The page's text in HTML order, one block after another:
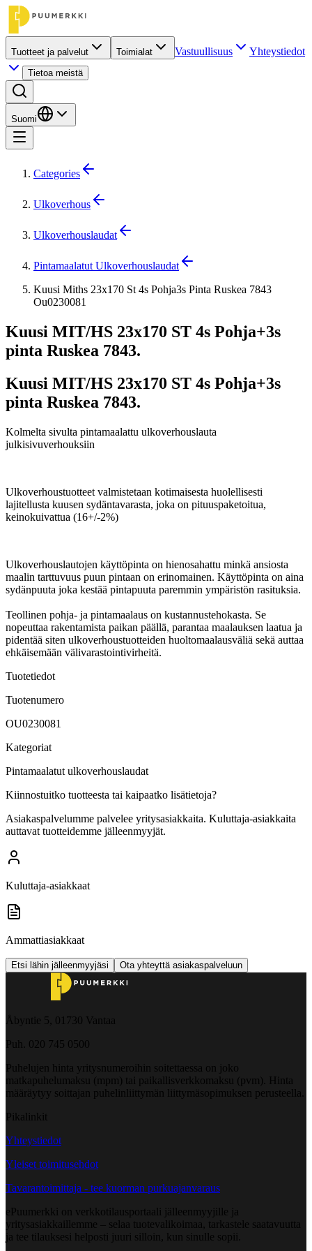
Tuotteet ja palvelut Toimialat Vastuullisuus Yhteystiedot
Tietoa meistä
Suomi
Categories
Ulkoverhous
Ulkoverhouslaudat
Pintamaalatut Ulkoverhouslaudat
Kuusi Miths 23x170 St 4s Pohja3s Pinta Ruskea 7843
Ou0230081
Kuusi MIT/HS 23x170 ST 4s Pohja+3s
pinta Ruskea 7843.
Kuusi MIT/HS 23x170 ST 4s Pohja+3s
pinta Ruskea 7843.
Kolmelta sivulta pintamaalattu ulkoverhouslauta
julkisivuverhouksiin
Ulkoverhoustuotteet valmistetaan kotimaisesta huolellisesti
lajitellusta kuusen sydäntavarasta, joka on pituuspaketoitua,
keinokuivattua (16+/-2%)
Ulkoverhouslautojen käyttöpinta on hienosahattu minkä ansiosta
maalin tarttuvuus puun pintaan on erinomainen. Käyttöpinta on aina
sydänpuuta joka kestää pintapuuta paremmin ympäristön rasituksia.
Teollinen pohja- ja pintamaalaus on kustannustehokasta. Se
nopeuttaa rakentamista paikan päällä, parantaa maalauksen laatua ja
pidentää siten ulkoverhoustuotteiden huoltomaalausväliä sekä auttaa
ehkäisemään välivarastointivirheitä.
Tuotetiedot
Tuotenumero
OU0230081
Kategoriat
Pintamaalatut ulkoverhouslaudat
Kiinnostuitko tuotteesta tai kaipaatko lisätietoja?
Asiakaspalvelumme palvelee yritysasiakkaita. Kuluttaja-asiakkaita
auttavat tuotteidemme jälleenmyyjät.
Kuluttaja-asiakkaat
Ammattiasiakkaat
Etsi lähin jälleenmyyjäsi Ota yhteyttä asiakaspalveluun
Åbyntie 5, 01730 Vantaa
Puh. 020 745 0500
Puhelujen hinta yritysnumeroihin soitettaessa on joko
matkapuhelumaksu (mpm) tai paikallisverkkomaksu (pvm). Hinta
määräytyy soittajan puhelinliittymän liittymäsopimuksen perusteella.
Pikalinkit
Yhteystiedot
Yleiset toimitusehdot
Tavarantoimittaja - tee kuorman purkuajanvaraus
ePuumerkki on verkkotilausportaali jälleenmyyjille ja
yritysasiakkaillemme – selaa tuotevalikoimaa, tarkastele saatavuutta
ja tee tilauksesi helposti juuri silloin, kun sinulle sopii.